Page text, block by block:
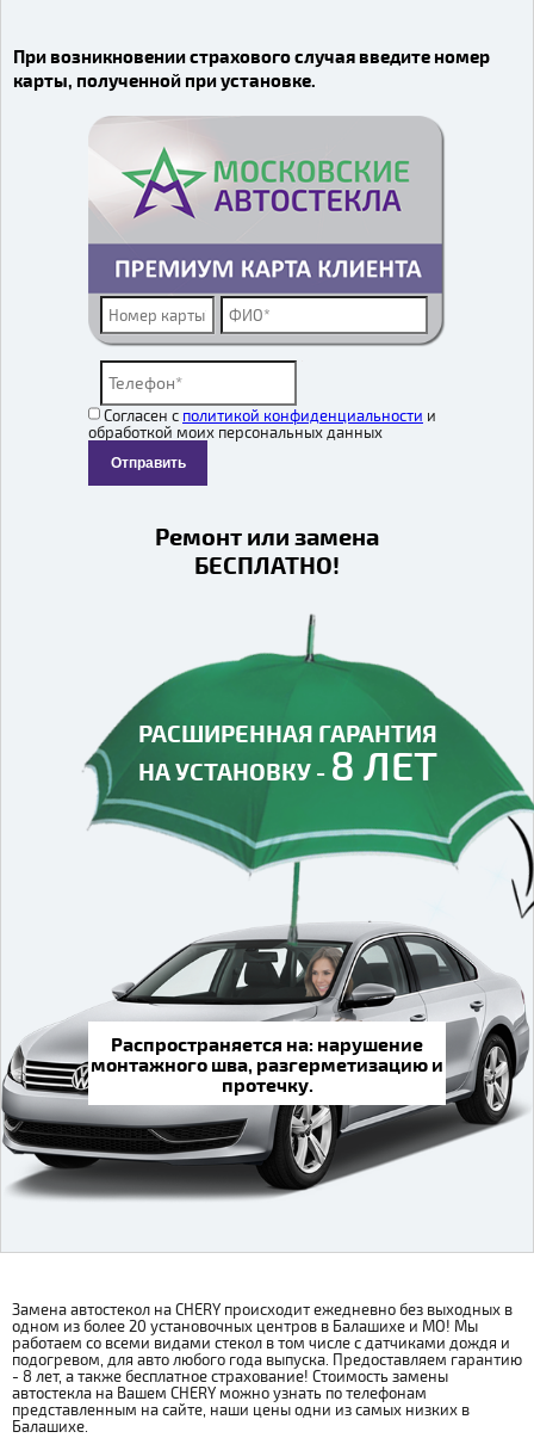
При возникновении страхового случая введите номер
карты, полученной при установке.
Согласен с политикой конфиденциальности и
обработкой моих персональных данных
Отправить
Ремонт или замена
БЕСПЛАТНО!
РАСШИРЕННАЯ ГАРАНТИЯ
НА УСТАНОВКУ - 8 ЛЕТ
РАСШИРЕННАЯ ГАРАНТИЯ
НА УСТАНОВКУ - 8 ЛЕТ
Распространяется на: нарушение
монтажного шва, разгерметизацию и
протечку.
Замена автостекол на CHERY происходит ежедневно без выходных в
одном из более 20 установочных центров в Балашихе и МО! Мы
работаем со всеми видами стекол в том числе с датчиками дождя и
подогревом, для авто любого года выпуска. Предоставляем гарантию
- 8 лет, а также бесплатное страхование! Стоимость замены
автостекла на Вашем CHERY можно узнать по телефонам
представленным на сайте, наши цены одни из самых низких в
Балашихе.